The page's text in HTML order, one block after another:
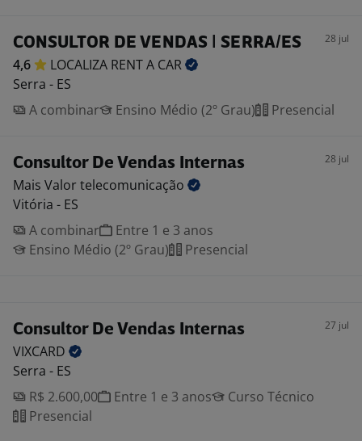
CONSULTOR DE VENDAS | SERRA/ES 28 jul
4,6 LOCALIZA RENT A CAR
Serra - ES
A combinar
Ensino Médio (2º Grau) Presencial
Consultor De Vendas Internas 28 jul
Mais Valortelecomunicação
Vitória - ES
A combinar
Entre 1 e 3 anos
Ensino Médio (2º Grau)
Presencial
Consultor De Vendas Internas 27 jul
VIXCARD
Serra - ES
R$ 2.600,00
Entre 1 e 3 anos
Curso Técnico
Presencial